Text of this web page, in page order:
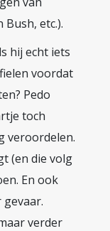
etc.).
hij echt iets
voordat
Pedo
toch
veroordelen.
(en die volg
En ook
verder